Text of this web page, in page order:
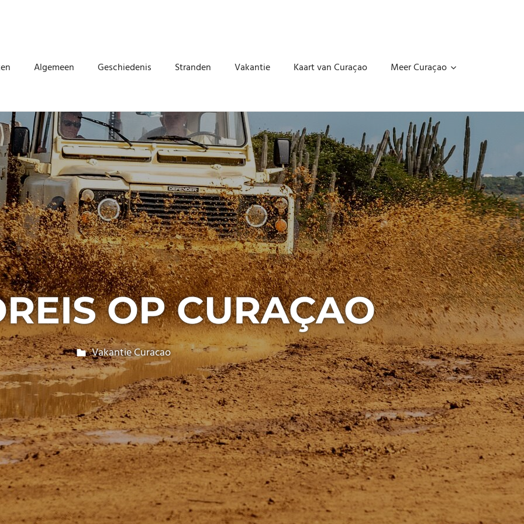
Algemeen Geschiedenis Stranden Vakantie Kaart van Curaçao Meer Curaçao
OP CURAÇAO
29 april 2025
Globetrotter
Vakantie Curacao